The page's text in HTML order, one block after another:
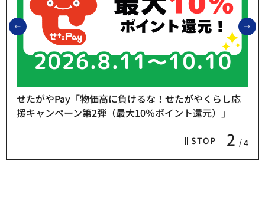
前のスライドを表示
STOP 2 4
せたがやPay「物価高に負けるな！せたがやくらし応
援キャンペーン第2弾（最大10％ポイント還元）」